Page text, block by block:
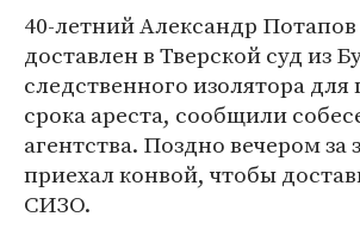
40-летний Александр
доставлен в Тверской суд из
следственного изолятора
срока ареста, сообщили
агентства. Поздно вечером
приехал конвой, чтобы
СИЗО.